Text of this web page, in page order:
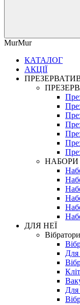
MurMur
КАТАЛОГ
АКЦІЇ
НАБОРИ
ДЛЯ НЕЇ
Вібратори
Для
Для